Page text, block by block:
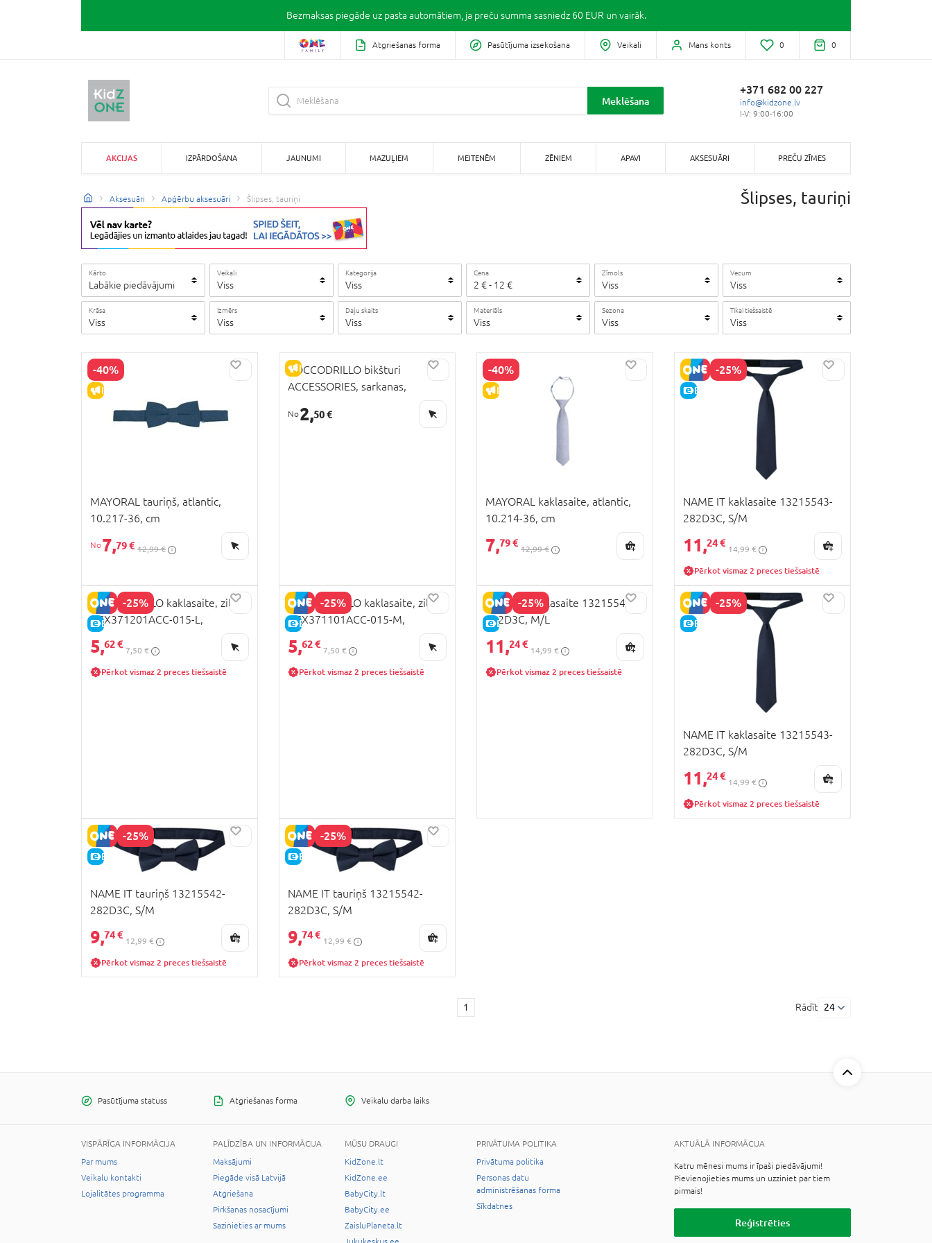
Bezmaksas piegāde uz pasta automātiem, ja preču summa sasniedz 60 EUR un vairāk.
Atgriešanas forma Pasūtījuma izsekošana Veikali Mans konts 0 0
Meklēšana
+371 682 00 227
info@kidzone.lv
I-V: 9:00-16:00
AKCIJAS IZPĀRDOŠANA JAUNUMI MAZUĻIEM MEITENĒM ZĒNIEM APAVI AKSESUĀRI PREČU ZĪMES
Aksesuāri Apģērbu aksesuāri Šlipses, tauriņi Šlipses, tauriņi
Kārto
Labākie piedāvājumi
Veikali
Viss
Kategorija
Viss
Cena
2 €- 12 €
Zīmols
Viss
Vecum
Viss
Krāsa
Viss
Izmērs
Viss
Daļu skaits
Viss
Materiāls
Viss
Sezona
Viss
Tikai tiešsaistē
Viss
-40%
IZPĀRDOŠANA
MAYORAL tauriņš, atlantic,
10.217-36, cm
7,79 € 12,99 €
IZPĀRDOŠANA
COCCODRILLO bikšturi
ACCESSORIES, sarkanas,
2,50 €
-40%
IZPĀRDOŠANA
MAYORAL kaklasaite, atlantic,
10.214-36, cm
7,79 €
12,99 €
-25%
E-CENA
NAME IT kaklasaite 13215543-
282D3C, S/M
11,24 €
14,99 €
Pērkot vismaz 2 preces tiešsaistē
-25%
E-CENA
COCCODRILLO kaklasaite, zils,
XCX371201ACC-015-L,
5,62 €
7,50 €
Pērkot vismaz 2 preces tiešsaistē
-25%
E-CENA
COCCODRILLO kaklasaite, zils,
XCX371101ACC-015-M,
5,62 €
7,50 €
Pērkot vismaz 2 preces tiešsaistē
-25%
E-CENA
NAME IT kaklasaite 13215541-
282D3C, M/L
11,24 €
14,99 €
Pērkot vismaz 2 preces tiešsaistē
-25%
E-CENA
NAME IT kaklasaite 13215543-
282D3C, S/M
11,24 €
14,99 €
Pērkot vismaz 2 preces tiešsaistē
-25%
E-CENA
NAME IT tauriņš 13215542-
282D3C, S/M
9,74 €
12,99 €
Pērkot vismaz 2 preces tiešsaistē
-25%
E-CENA
NAME IT tauriņš 13215542-
282D3C, S/M
9,74 €
12,99 €
Pērkot vismaz 2 preces tiešsaistē
1 Rādīt 24
Pasūtījuma statuss Atgriešanas forma Veikalu darba laiks
VISPĀRĪGA INFORMĀCIJA
Par mums
Veikalu kontakti
Lojalitātes programma
PALĪDZĪBA UN INFORMĀCIJA
Maksājumi
Piegāde visā Latvijā
Atgriešana
Pirkšanas nosacījumi
Sazinieties ar mums
MŪSU DRAUGI
KidZone.lt
KidZone.ee
BabyCity.lt
BabyCity.ee
ZaisluPlaneta.lt
PRIVĀTUMA POLITIKA
Privātuma politika
Personas datu
administrēšanas forma
Sīkdatnes
AKTUĀLĀ INFORMĀCIJA
Katru mēnesi mums ir īpaši piedāvājumi!
Pievienojieties mums un uzziniet par tiem
pirmais!
Reģistrēties